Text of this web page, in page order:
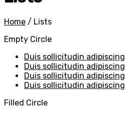
Home / Lists
Empty Circle
Duis sollicitudin adipiscing
Duis sollicitudin adipiscing
Duis sollicitudin adipiscing
Duis sollicitudin adipiscing
Filled Circle